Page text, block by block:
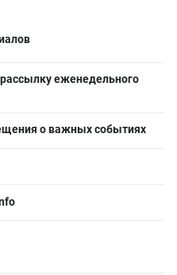
еженедельного
о важных событиях